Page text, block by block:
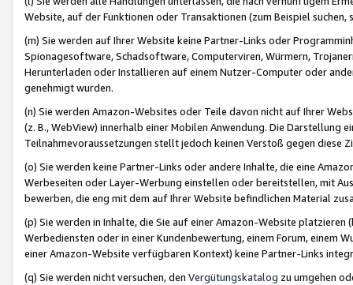
Website, auf der Funktionen oder Transaktionen (zum Beispiel
(m) Sie werden auf Ihrer Website keine Partner-Links oder
Spionagesoftware, Schadsoftware, Computerviren, Würmern,
Herunterladen oder Installieren auf einem Nutzer-Computer oder
genehmigt wurden.
(n) Sie werden Amazon-Websites oder Teile davon nicht auf Ihrer
(z. B., WebView) innerhalb einer Mobilen Anwendung. Die Darstellung
Teilnahmevoraussetzungen stellt jedoch keinen Verstoß gegen diese
(o) Sie werden keine Partner-Links oder andere Inhalte, die eine
Werbeseiten oder Layer-Werbung einstellen oder bereitstellen, mit
bewerben, die eng mit dem auf Ihrer Website befindlichen Material
(p) Sie werden in Inhalte, die Sie auf einer Amazon-Website
Werbediensten oder in einer Kundenbewertung, einem Forum, einem
einer Amazon-Website verfügbaren Kontext) keine Partner-Links
(q) Sie werden nicht versuchen, den Vergütungskatalog zu umgehen